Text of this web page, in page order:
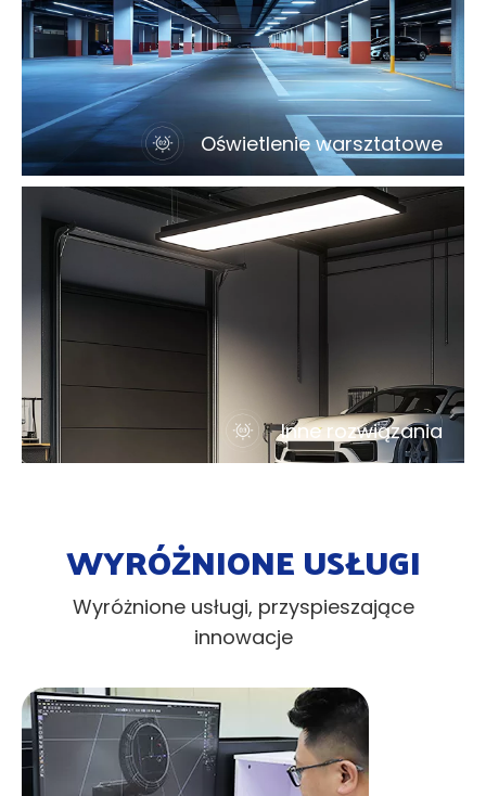
Oświetlenie warsztatowe
Inne rozwiązania
WYRÓŻNIONE USŁUGI
Wyróżnione usługi, przyspieszające
innowacje